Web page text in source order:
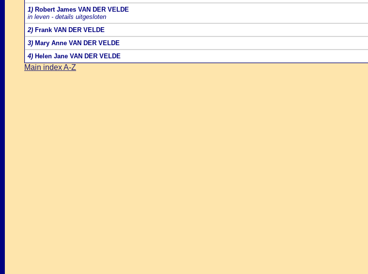
1) Robert James VAN DER VELDE
in leven - details uitgesloten
2) Frank VAN DER VELDE
3) Mary Anne VAN DER VELDE
4) Helen Jane VAN DER VELDE
Main index A-Z